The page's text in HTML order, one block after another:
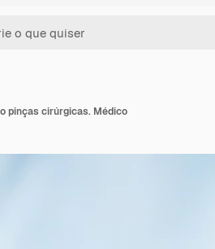
pinças cirúrgicas. Médico